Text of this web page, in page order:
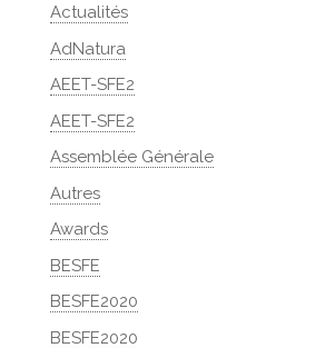
Actualités
AdNatura
AEET-SFE2
AEET-SFE2
Assemblée Générale
Autres
Awards
BESFE
BESFE2020
BESFE2020